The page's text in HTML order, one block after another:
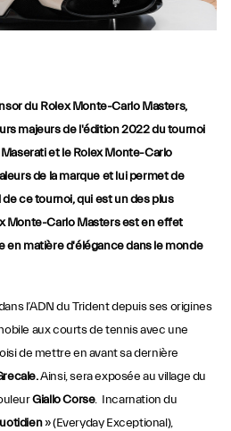
du Rolex Monte-Carlo Masters,
majeurs de l'édition 2022 du tournoi
Maserati et le Rolex Monte-Carlo
de la marque et lui permet de
ce tournoi, qui est un des plus
Monte-Carlo Masters est en effet
matière d'élégance dans le monde
l’ADN du Trident depuis ses origines
aux courts de tennis avec une
de mettre en avant sa dernière
Ainsi, sera exposée au village du
Giallo Corse. Incarnation du
» (Everyday Exceptional),